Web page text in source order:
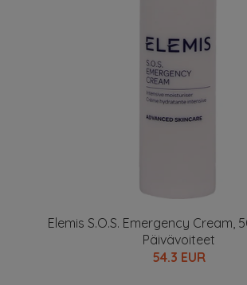
Elemis S.O.S. Emergency Cream,
Päivävoiteet
54.3 EUR